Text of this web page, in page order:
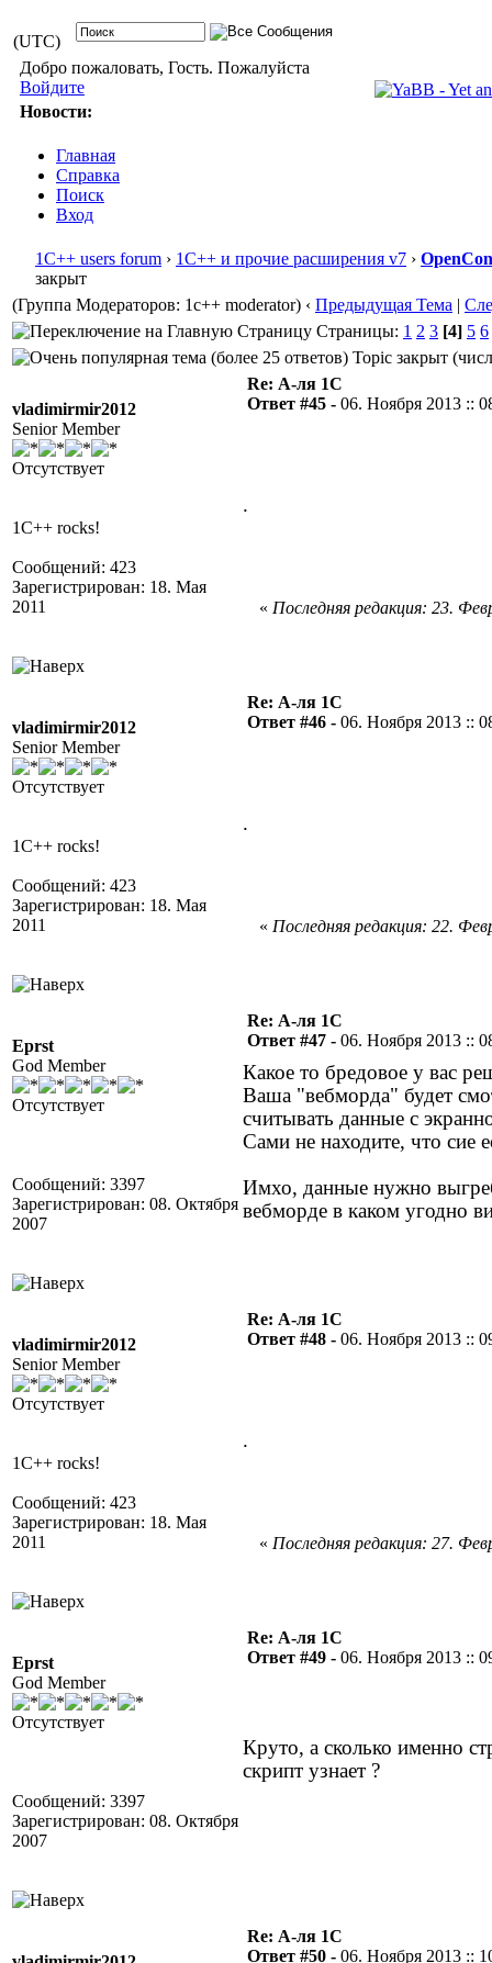
(UTC)
Добро пожаловать, Гость. Пожалуйста
Войдите
Новости:
Главная
Справка
Поиск
Вход
1С++ users forum › 1С++ и прочие расширения v7 ›
закрыт
(Группа Модераторов: 1c++ moderator) ‹ Предыдущая Тема |
Страницы: 1 2 3 [4] 5 6
Topic закрыт
vladimirmir2012
Senior Member
Отсутствует
1C++ rocks!
Сообщений: 423
Зарегистрирован: 18. Мая
2011
Re: А-ля 1С
Ответ #45 - 06. Ноября 2013 ::
.
« Последняя редакция: 23.
vladimirmir2012
Senior Member
Отсутствует
1C++ rocks!
Сообщений: 423
Зарегистрирован: 18. Мая
2011
Re: А-ля 1С
Ответ #46 - 06. Ноября 2013 ::
.
« Последняя редакция: 22.
Eprst
God Member
Отсутствует
Сообщений: 3397
Зарегистрирован: 08. Октября
2007
Re: А-ля 1С
Ответ #47 - 06. Ноября 2013 ::
Какое то бредовое у вас
Ваша "вебморда" будет
считывать данные с
Сами не находите, что сие
Имхо, данные нужно
вебморде в каком угодно
vladimirmir2012
Senior Member
Отсутствует
1C++ rocks!
Сообщений: 423
Зарегистрирован: 18. Мая
2011
Re: А-ля 1С
Ответ #48 - 06. Ноября 2013 ::
.
« Последняя редакция: 27.
Eprst
God Member
Отсутствует
Сообщений: 3397
Зарегистрирован: 08. Октября
2007
Re: А-ля 1С
Ответ #49 - 06. Ноября 2013 ::
Круто, а сколько именно
скрипт узнает ?
Re: А-ля 1С
Ответ #50 - 06. Ноября 2013 ::